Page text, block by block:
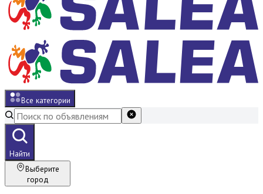
Все категории
Найти
Выберите
город